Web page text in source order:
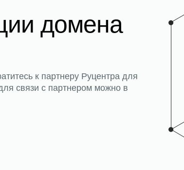
домена
к партнеру Руцентра для
связи с партнером можно в